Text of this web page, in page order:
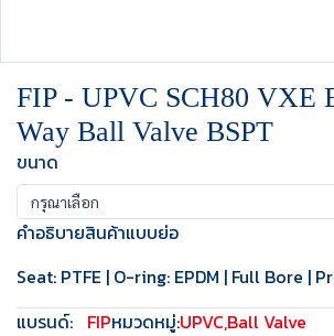
FIP - UPVC SCH80 VXE
Way Ball Valve BSPT
ขนาด
กรุณาเลือก
คำอธิบายสินค้าแบบย่อ
Seat: PTFE | O-ring: EPDM | Full Bore |
แบรนด์: FIPหมวดหมู่:UPVC,Ball Valve